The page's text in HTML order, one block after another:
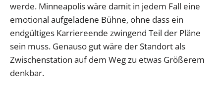
werde. Minneapolis wäre damit in jedem Fall eine
emotional aufgeladene Bühne, ohne dass ein
endgültiges Karriereende zwingend Teil der Pläne
sein muss. Genauso gut wäre der Standort als
Zwischenstation auf dem Weg zu etwas Größerem
denkbar.